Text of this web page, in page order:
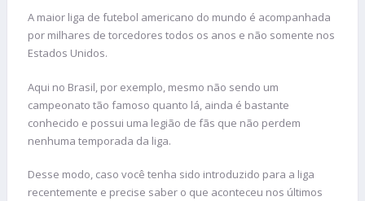
A maior liga de futebol americano do mundo é acompanhada
por milhares de torcedores todos os anos e não somente nos
Estados Unidos.
Aqui no Brasil, por exemplo, mesmo não sendo um
campeonato tão famoso quanto lá, ainda é bastante
conhecido e possui uma legião de fãs que não perdem
nenhuma temporada da liga.
Desse modo, caso você tenha sido introduzido para a liga
recentemente e precise saber o que aconteceu nos últimos